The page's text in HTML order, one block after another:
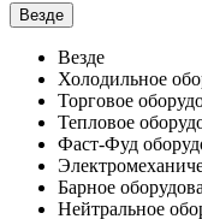
Везде
Везде
Холодильное
Торговое
Тепловое
Фаст-Фуд
Барное
Нейтральное